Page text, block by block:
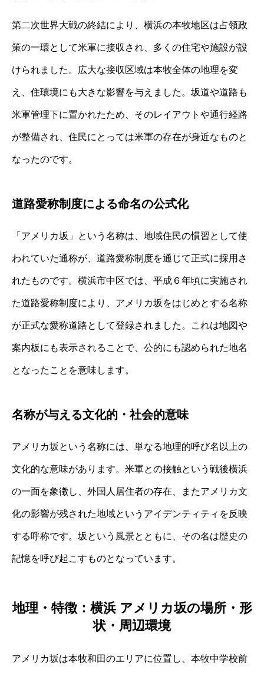
第二次世界大戦の終結により、横浜の本牧地区は占領政
策の一環として米軍に接収され、多くの住宅や施設が設
けられました。広大な接収区域は本牧全体の地理を変
え、住環境にも大きな影響を与えました。坂道や道路も
米軍管理下に置かれたため、そのレイアウトや通行経路
が整備され、住民にとっては米軍の存在が身近なものと
なったのです。
道路愛称制度による命名の公式化
「アメリカ坂」という名称は、地域住民の慣習として使
われていた通称が、道路愛称制度を通じて正式に採用さ
れたものです。横浜市中区では、平成６年頃に実施され
た道路愛称制度により、アメリカ坂をはじめとする名称
が正式な愛称道路として登録されました。これは地図や
案内板にも表示されることで、公的にも認められた地名
となったことを意味します。
名称が与える文化的・社会的意味
アメリカ坂という名称には、単なる地理的呼び名以上の
文化的な意味があります。米軍との接触という戦後横浜
の一面を象徴し、外国人居住者の存在、またアメリカ文
化の影響が残された地域というアイデンティティを反映
する呼称です。坂という風景とともに、その名は歴史の
記憶を呼び起こすものとなっています。
地理・特徴：横浜 アメリカ坂の場所・形
状・周辺環境
アメリカ坂は本牧和田のエリアに位置し、本牧中学校前